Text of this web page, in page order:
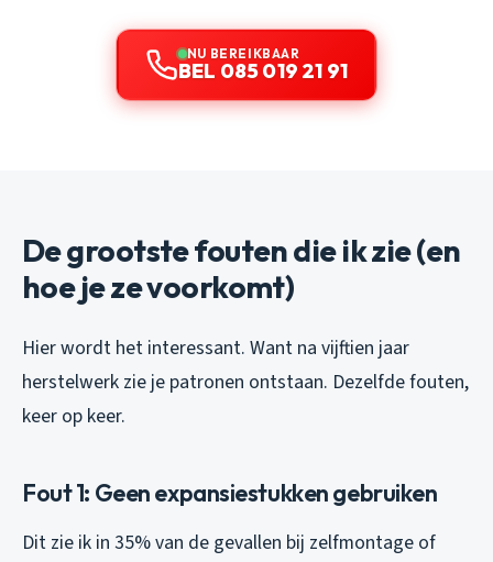
NU BEREIKBAAR
BEL 085 019 21 91
De grootste fouten die ik zie (en
hoe je ze voorkomt)
Hier wordt het interessant. Want na vijftien jaar
herstelwerk zie je patronen ontstaan. Dezelfde fouten,
keer op keer.
Fout 1: Geen expansiestukken gebruiken
Dit zie ik in 35% van de gevallen bij zelfmontage of